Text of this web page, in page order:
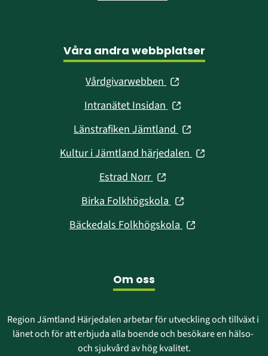
Våra andra webbplatser
Vårdgivarwebben (öppnas
nytt
fönster)
Intranätet Insidan (öppnas
nytt
fönster)
Länstrafiken Jämtland (öppnas
nytt
Kultur i Jämtland härjedalen (öppnas
Estrad Norr (öppnas
nytt
fönster)
Birka Folkhögskola (öppnas
nytt
Bäckedals Folkhögskola (öppnas
Om oss
Region Jämtland Härjedalen arbetar för utveckling och tillväxt i
länet och för att erbjuda alla boende och besökare en hälso-
och sjukvård av hög kvalitet.